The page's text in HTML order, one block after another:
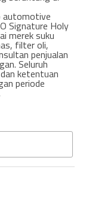
automotive
Signature Holy
merek suku
filter oli,
penjualan
Seluruh
ketentuan
periode